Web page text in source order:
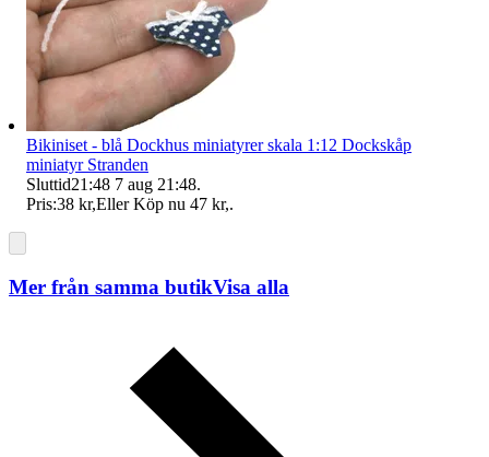
Bikiniset - blå Dockhus miniatyrer skala 1:12 Dockskåp
miniatyr Stranden
Sluttid21:48 7 aug 21:48.
Pris:38 kr,Eller Köp nu 47 kr,.
Mer från samma butikVisa alla